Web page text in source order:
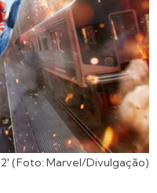
(Foto: Marvel/Divulgação)